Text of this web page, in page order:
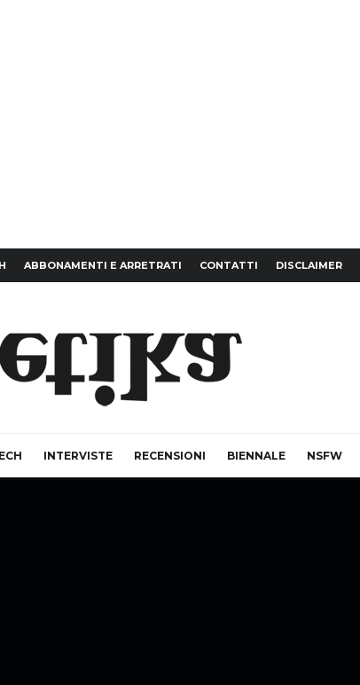
ABBONAMENTI E ARRETRATI CONTATTI DISCLAIMER
INTERVISTE RECENSIONI BIENNALE NSFW